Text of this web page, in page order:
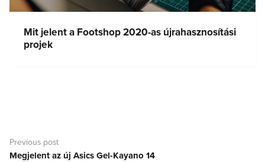
Mit jelent a Footshop 2020-as újrahasznosítási
projek
navigáció
Previous post
Previous
Megjelent az új Asics Gel-Kayano 14